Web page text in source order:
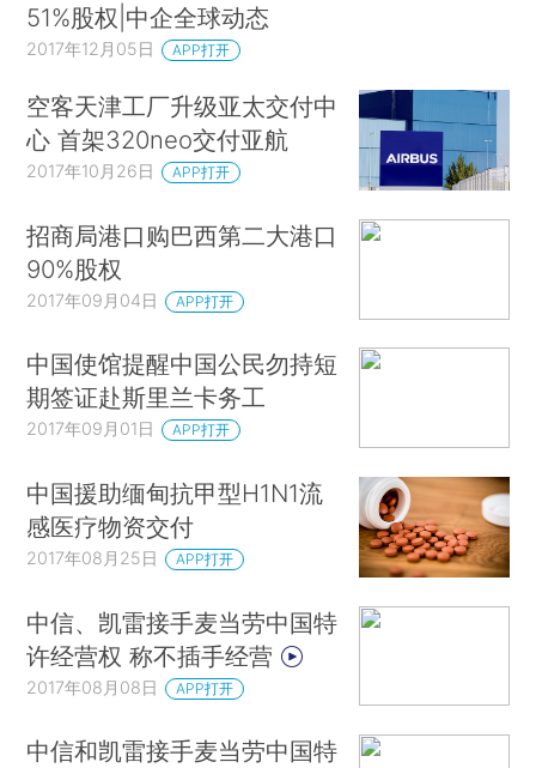
51%股权|中企全球动态
2017年12月05日 APP打开
空客天津工厂升级亚太交付中
心 首架320neo交付亚航
2017年10月26日 APP打开
招商局港口购巴西第二大港口
90%股权
2017年09月04日 APP打开
中国使馆提醒中国公民勿持短
期签证赴斯里兰卡务工
2017年09月01日 APP打开
中国援助缅甸抗甲型H1N1流
感医疗物资交付
2017年08月25日 APP打开
中信、凯雷接手麦当劳中国特
许经营权 称不插手经营
2017年08月08日 APP打开
中信和凯雷接手麦当劳中国特